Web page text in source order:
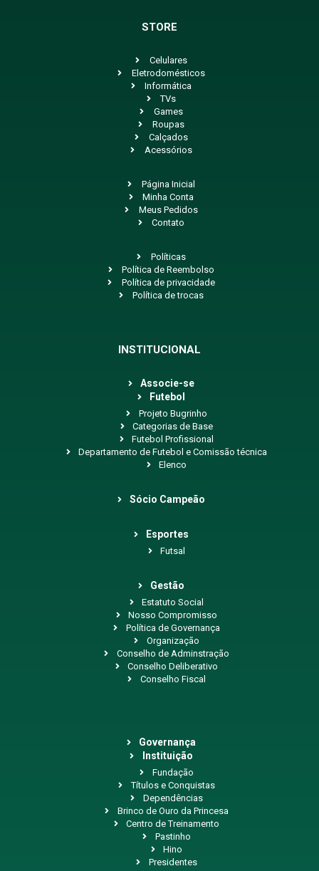
STORE
Celulares
Eletrodomésticos
Informática
TVs
Games
Roupas
Calçados
Acessórios
Página Inicial
Minha Conta
Meus Pedidos
Contato
Políticas
Política de Reembolso
Política de privacidade
Política de trocas
INSTITUCIONAL
Associe-se
Futebol
Projeto Bugrinho
Categorias de Base
Futebol Profissional
Departamento de Futebol e Comissão técnica
Elenco
Sócio Campeão
Esportes
Futsal
Gestão
Estatuto Social
Nosso Compromisso
Política de Governança
Organização
Conselho de Adminstração
Conselho Deliberativo
Conselho Fiscal
Governança
Instituição
Fundação
Títulos e Conquistas
Dependências
Brinco de Ouro da Princesa
Centro de Treinamento
Pastinho
Hino
Presidentes